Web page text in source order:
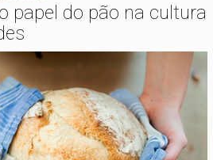
papel do pão na cultura